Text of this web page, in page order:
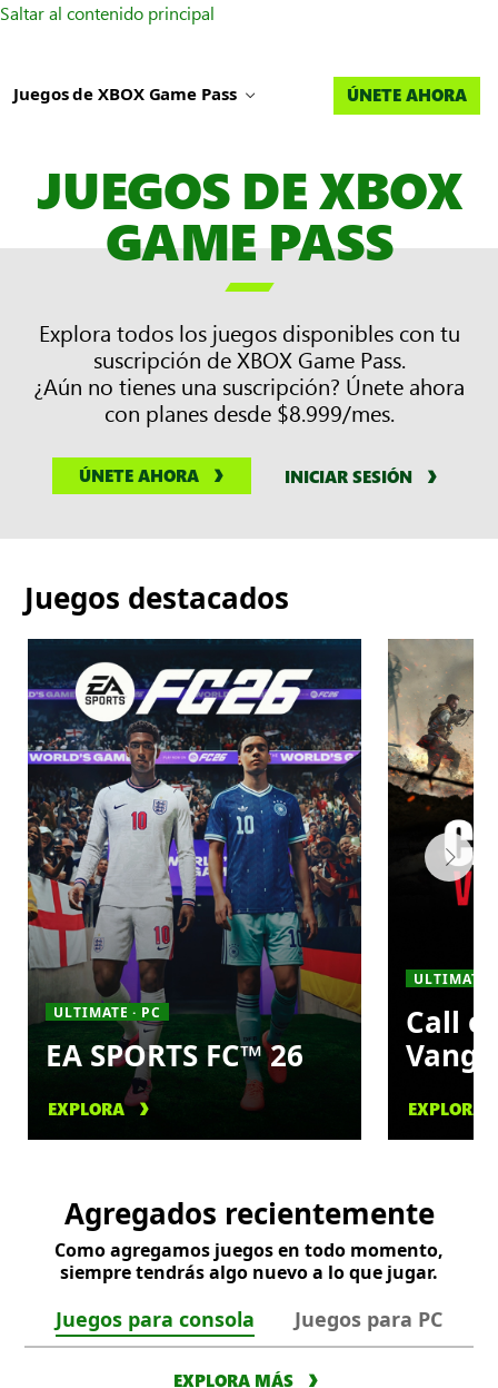
Saltar al contenido principal
Juegos de XBOX Game Pass ÚNETE AHORA
JUEGOS DE XBOX
GAME PASS

Explora todos los juegos disponibles con tu
suscripción de XBOX Game Pass.
¿Aún no tienes una suscripción? Únete ahora
con planes desde $8.999/mes.
ÚNETE AHORA INICIAR SESIÓN
Juegos destacados
ULTIMATE · PC
EA SPORTS FC™ 26
EXPLORA
ULTIMATE
Call
EXPLORA
Agregados recientemente
Como agregamos juegos en todo momento,
siempre tendrás algo nuevo a lo que jugar.
Juegos para consola Juegos para PC
EXPLORA MÁS